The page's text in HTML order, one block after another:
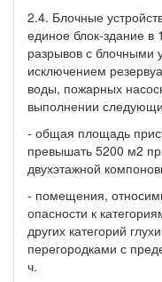
2.4. Блочные
единое блок-здание в
разрывов с блочными
исключением
воды, пожарных
выполнении
- общая площадь
превышать 5200 м2
двухэтажной
- помещения,
опасности к
других категорий
перегородками с
ч.